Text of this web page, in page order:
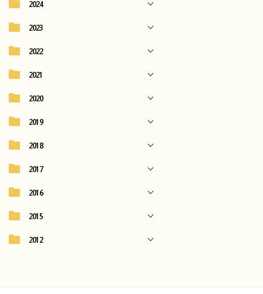
2024
2023
2022
2021
2020
2019
2018
2017
2016
2015
2012